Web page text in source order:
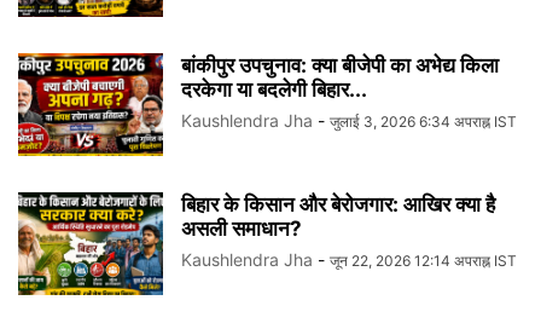
बांकीपुर उपचुनाव: क्या बीजेपी का अभेद्य किला
दरकेगा या बदलेगी बिहार...
Kaushlendra Jha - जुलाई 3, 2026 6:34 अपराह्न IST
बिहार के किसान और बेरोजगार: आखिर क्या है
असली समाधान?
Kaushlendra Jha - जून 22, 2026 12:14 अपराह्न IST